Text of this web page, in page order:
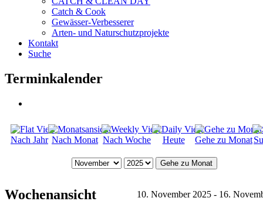
Catch & Cook
Gewässer-Verbesserer
Arten- und Naturschutzprojekte
Kontakt
Suche
Terminkalender
Nach Jahr Nach Monat Nach Woche Heute Gehe zu Monat
Gehe zu Monat
Wochenansicht 10. November 2025 - 16.